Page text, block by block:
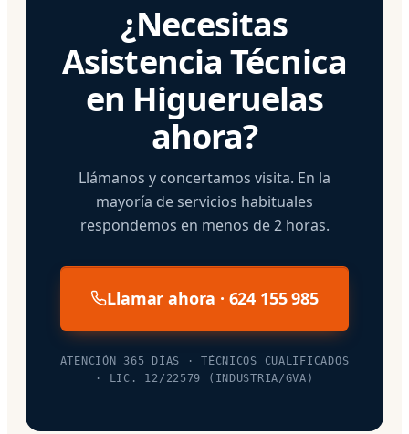
¿Necesitas
Asistencia Técnica
en Higueruelas
ahora?
Llámanos y concertamos visita. En la
mayoría de servicios habituales
respondemos en menos de 2 horas.
Llamar ahora · 624 155 985
ATENCIÓN 365 DÍAS · TÉCNICOS CUALIFICADOS
· LIC. 12/22579 (INDUSTRIA/GVA)